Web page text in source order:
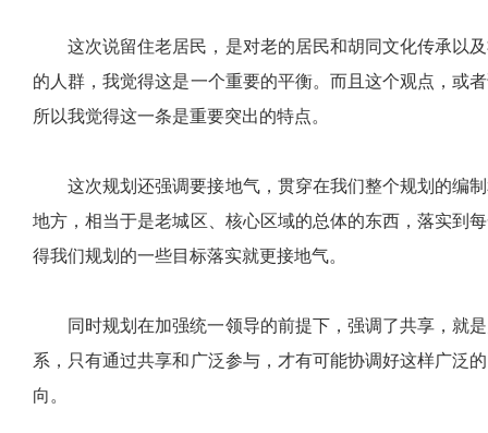
这次说留住老居民，是对老的居民和胡同文化传承以
的人群，我觉得这是一个重要的平衡。而且这个观点，或
所以我觉得这一条是重要突出的特点。
这次规划还强调要接地气，贯穿在我们整个规划的编
地方，相当于是老城区、核心区域的总体的东西，落实到
得我们规划的一些目标落实就更接地气。
同时规划在加强统一领导的前提下，强调了共享，就
系，只有通过共享和广泛参与，才有可能协调好这样广泛
向。